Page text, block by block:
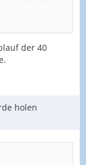
der 40
holen